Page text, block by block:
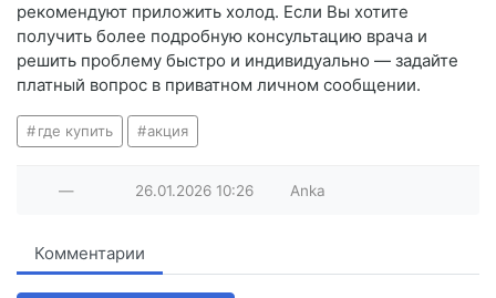
рекомендуют приложить холод. Если Вы хотите
получить более подробную консультацию врача и
решить проблему быстро и индивидуально — задайте
платный вопрос в приватном личном сообщении.
где купить акция
— 26.01.2026 10:26 Anka
Комментарии